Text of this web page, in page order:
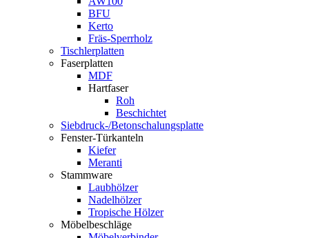
BFU
Kerto
Fräs-Sperrholz
Tischlerplatten
Faserplatten
MDF
Hartfaser
Roh
Beschichtet
Siebdruck-/Betonschalungsplatte
Fenster-Türkanteln
Kiefer
Meranti
Stammware
Laubhölzer
Nadelhölzer
Tropische Hölzer
Möbelbeschläge